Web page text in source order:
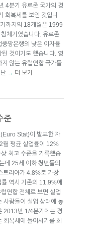
4분기 유로존 국가의 경
회복세를 보인 것입니
까지의 18개월은 1999
체기였습니다. 유로존
앙은행의 낮은 이자율
것이기도 했습니다. 영
않는 유럽연합 국가들
→ 더 보기
준
Stat)이 발표한 자
월 평균 실업률이 12%
최고 수준을 기록했습
데 25세 이하 청년들의
트리아가 4.8%로 가장
역시 기존의 11.9%에
연합 전체로 보면 실업
람들이 실업 상태에 놓
2013년 1/4분기에는 경
회복세에 들어서기를 희